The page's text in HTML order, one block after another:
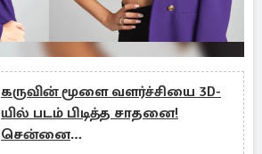
கருவின் மூளை வளர்ச்சியை 3D-
யில் படம் பிடித்த சாதனை!
சென்னை